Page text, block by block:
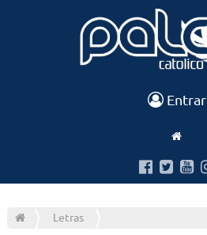
Entrar
Letras